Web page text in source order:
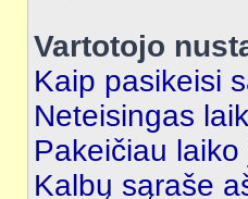
Vartotojo
Kaip pasikeisi
Neteisingas
Pakeičiau
Kalbų sąraše